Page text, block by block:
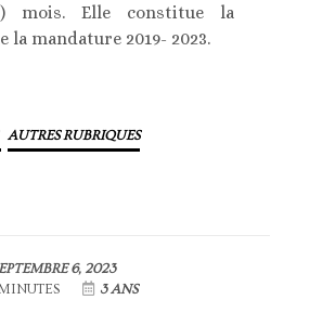
mois. Elle constitue la
la mandature 2019- 2023.
AUTRES RUBRIQUES
6, 2023
3 ANS